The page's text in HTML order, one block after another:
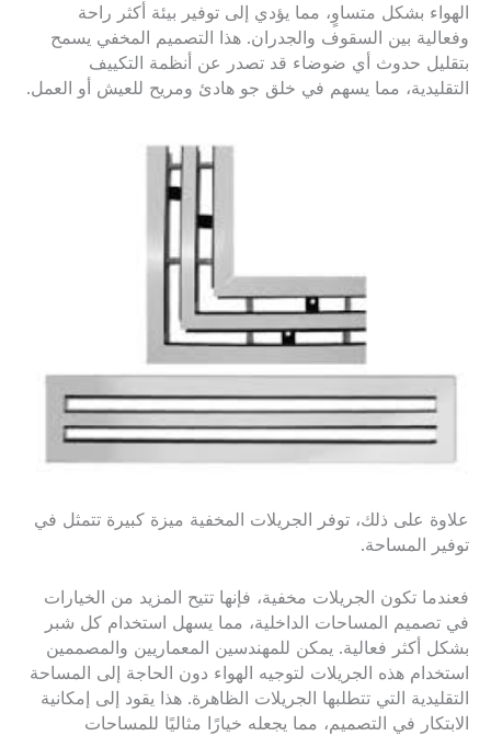
الهواء بشكل متساوٍ، مما يؤدي إلى توفير بيئة أكثر راحة
وفعالية بين السقوف والجدران. هذا التصميم المخفي يسمح
بتقليل حدوث أي ضوضاء قد تصدر عن أنظمة التكييف
التقليدية، مما يسهم في خلق جو هادئ ومريح للعيش أو العمل.
علاوة على ذلك، توفر الجريلات المخفية ميزة كبيرة تتمثل في
توفير المساحة.
فعندما تكون الجريلات مخفية، فإنها تتيح المزيد من الخيارات
في تصميم المساحات الداخلية، مما يسهل استخدام كل شبر
بشكل أكثر فعالية. يمكن للمهندسين المعماريين والمصممين
استخدام هذه الجريلات لتوجيه الهواء دون الحاجة إلى المساحة
التقليدية التي تتطلبها الجريلات الظاهرة. هذا يقود إلى إمكانية
الابتكار في التصميم، مما يجعله خيارًا مثاليًا للمساحات